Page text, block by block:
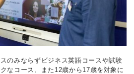
のみならずビジネス英語コースや試験
なコース、また12歳から17歳を対象に